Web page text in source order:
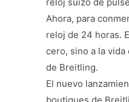
Ahora, para
reloj de 24 horas.
cero, sino a la
de Breitling.
El nuevo